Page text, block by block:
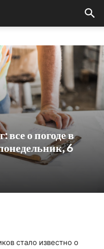
все о погоде в
6
стало известно о